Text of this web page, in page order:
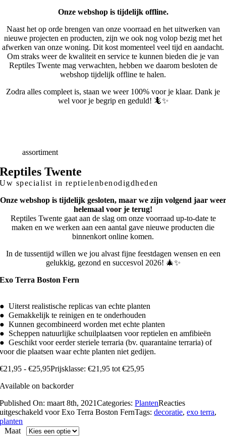
Onze webshop is tijdelijk offline.
Naast het op orde brengen van onze voorraad en het uitwerken van
nieuwe projecten en producten, zijn we ook nog volop bezig met het
afwerken van onze woning. Dit kost momenteel veel tijd en aandacht.
Om straks weer de kwaliteit en service te kunnen bieden die je van
Reptiles Twente mag verwachten, hebben we daarom besloten de
webshop tijdelijk offline te halen.
Zodra alles compleet is, staan we weer 100% voor je klaar. Dank je
wel voor je begrip en geduld! 🦎✨
Breedassortiment
Reptiles Twente
Uw specialist in reptielenbenodigdheden
Onze webshop is tijdelijk gesloten, maar we zijn volgend jaar weer
helemaal voor je terug!
Reptiles Twente gaat aan de slag om onze voorraad up-to-date te
maken en we werken aan een aantal gave nieuwe producten die
binnenkort online komen.
In de tussentijd willen we jou alvast fijne feestdagen wensen en een
gelukkig, gezond en succesvol 2026! 🎄✨
Exo Terra Boston Fern
● Uiterst realistische replicas van echte planten
● Gemakkelijk te reinigen en te onderhouden
● Kunnen gecombineerd worden met echte planten
● Scheppen natuurlijke schuilplaatsen voor reptielen en amfibieën
● Geschikt voor eerder steriele terraria (bv. quarantaine terraria) of
voor die plaatsen waar echte planten niet gedijen.
€21,95 - €25,95Prijsklasse: €21,95 tot €25,95
Available on backorder
Published On: maart 8th, 2021Categories:PlantenReacties
uitgeschakeld voor Exo Terra Boston FernTags:decoratie,exo terra,
planten
Maat